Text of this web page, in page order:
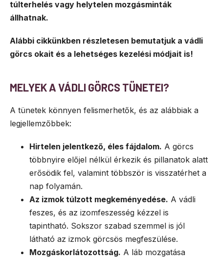
túlterhelés vagy helytelen mozgásminták
állhatnak.
Alábbi cikkünkben részletesen bemutatjuk a vádli
görcs okait és a lehetséges kezelési módjait is!
MELYEK A VÁDLI GÖRCS TÜNETEI?
A tünetek könnyen felismerhetők, és az alábbiak a
legjellemzőbbek:
Hirtelen jelentkező, éles fájdalom. A görcs
többnyire előjel nélkül érkezik és pillanatok alatt
erősödik fel, valamint többször is visszatérhet a
nap folyamán.
Az izmok túlzott megkeményedése. A vádli
feszes, és az izomfeszesség kézzel is
tapintható. Sokszor szabad szemmel is jól
látható az izmok görcsös megfeszülése.
Mozgáskorlátozottság. A láb mozgatása